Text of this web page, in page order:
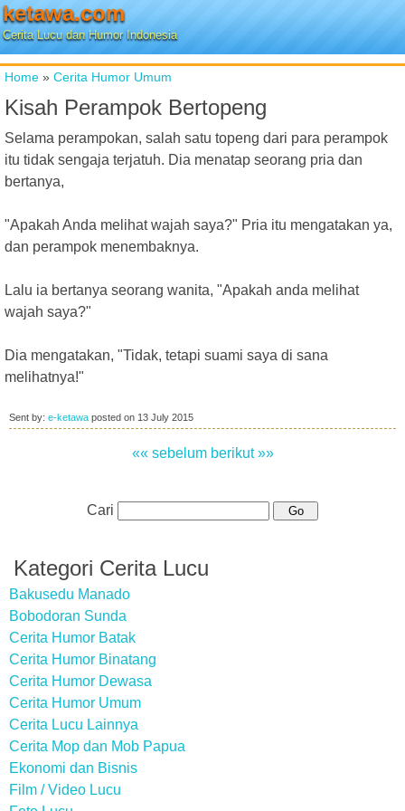
ketawa.com
Cerita Lucu dan Humor Indonesia
Home » Cerita Humor Umum
Kisah Perampok Bertopeng
Selama perampokan, salah satu topeng dari para perampok
itu tidak sengaja terjatuh. Dia menatap seorang pria dan
bertanya,
"Apakah Anda melihat wajah saya?" Pria itu mengatakan ya,
dan perampok menembaknya.
Lalu ia bertanya seorang wanita, "Apakah anda melihat
wajah saya?"
Dia mengatakan, "Tidak, tetapi suami saya di sana
melihatnya!"
Sent by: e-ketawa posted on 13 July 2015
«« sebelum berikut »»
Cari
Kategori Cerita Lucu
Bakusedu Manado
Bobodoran Sunda
Cerita Humor Batak
Cerita Humor Binatang
Cerita Humor Dewasa
Cerita Humor Umum
Cerita Lucu Lainnya
Cerita Mop dan Mob Papua
Ekonomi dan Bisnis
Film / Video Lucu